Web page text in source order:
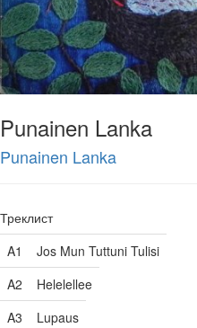
Punainen Lanka
Punainen Lanka
Треклист
A1 Jos Mun Tuttuni Tulisi
A2
Helelellee
A3
Lupaus